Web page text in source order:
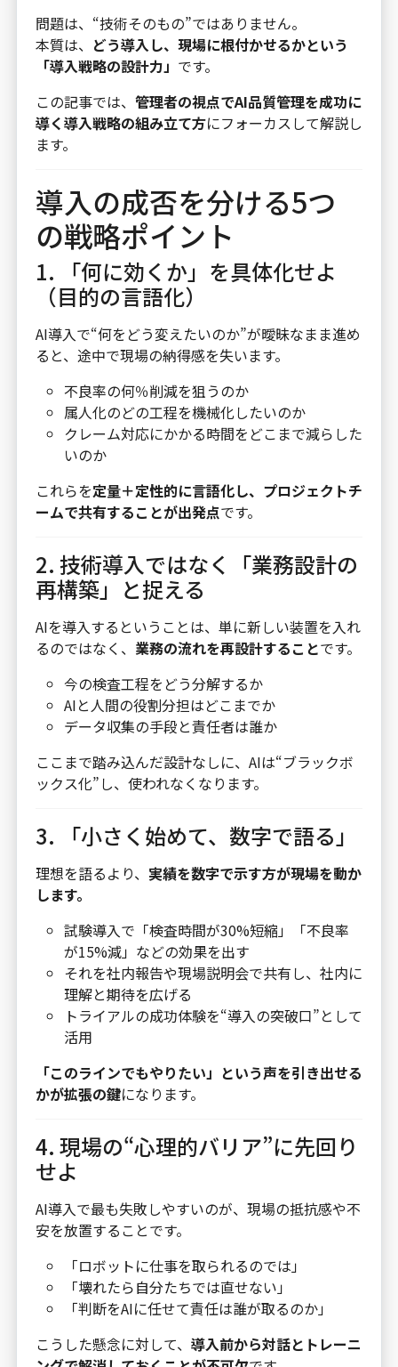
問題は、“技術そのもの”ではありません。
本質は、 どう導入し、現場に根付かせるかという
「導入戦略の設計力」 です。
この記事では、 管理者の視点でAI品質管理を成功に
導く導入戦略の組み立て方にフォーカスして解説し
ます。
導入の成否を分ける5つ
の戦略ポイント
1. 「何に効くか」を具体化せよ
（目的の言語化）
AI導入で“何をどう変えたいのか”が曖昧なまま進め
ると、途中で現場の納得感を失います。
不良率の何％削減を狙うのか
属人化のどの工程を機械化したいのか
クレーム対応にかかる時間をどこまで減らした
いのか
これらを定量＋定性的に言語化し、プロジェクトチ
ームで共有することが出発点です。
2. 技術導入ではなく「業務設計の
再構築」と捉える
AIを導入するということは、単に新しい装置を入れ
るのではなく、 業務の流れを再設計することです。
今の検査工程をどう分解するか
AIと人間の役割分担はどこまでか
データ収集の手段と責任者は誰か
ここまで踏み込んだ設計なしに、AIは“ブラックボ
ックス化”し、使われなくなります。
3. 「小さく始めて、数字で語る」
理想を語るより、 実績を数字で示す方が現場を動か
します。
試験導入で「検査時間が30%短縮」「不良率
が15%減」などの効果を出す
それを社内報告や現場説明会で共有し、社内に
理解と期待を広げる
トライアルの成功体験を“導入の突破口”として
活用
「このラインでもやりたい」という声を引き出せる
かが拡張の鍵になります。
4. 現場の“心理的バリア”に先回り
せよ
AI導入で最も失敗しやすいのが、現場の抵抗感や不
安を放置することです。
「ロボットに仕事を取られるのでは」
「壊れたら自分たちでは直せない」
「判断をAIに任せて責任は誰が取るのか」
こうした懸念に対して、 導入前から対話とトレーニ